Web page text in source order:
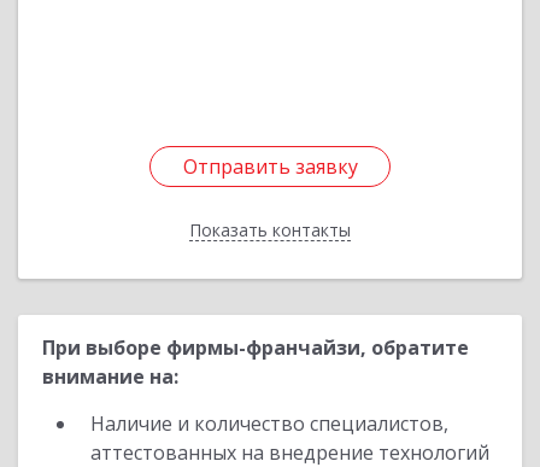
Отправить заявку
Показать контакты
Отправить заявку
Назад
При выборе фирмы-франчайзи, обратите
внимание на:
Наличие и количество специалистов,
аттестованных на внедрение технологий